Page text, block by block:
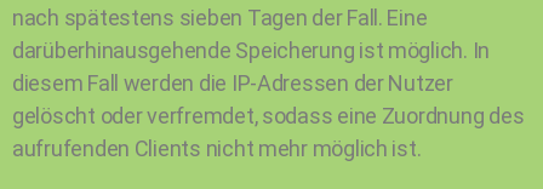
nach spätestens sieben Tagen der Fall. Eine
darüberhinausgehende Speicherung ist möglich. In
diesem Fall werden die IP-Adressen der Nutzer
gelöscht oder verfremdet, sodass eine Zuordnung des
aufrufenden Clients nicht mehr möglich ist.